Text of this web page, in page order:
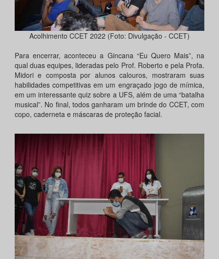
Acolhimento CCET 2022 (Foto: Divulgação - CCET)
Para encerrar, aconteceu a Gincana “Eu Quero Mais”, na
qual duas equipes, lideradas pelo Prof. Roberto e pela Profa.
Midori e composta por alunos calouros, mostraram suas
habilidades competitivas em um engraçado jogo de mímica,
em um interessante quiz sobre a UFS, além de uma “batalha
musical”. No final, todos ganharam um brinde do CCET, com
copo, caderneta e máscaras de proteção facial.